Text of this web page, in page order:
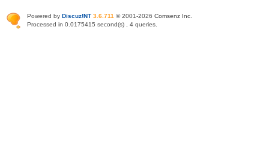
Powered by Discuz!NT 3.6.711 © 2001-2026 Comsenz Inc
Processed in 0.0175415 second(s) , 4 queries.